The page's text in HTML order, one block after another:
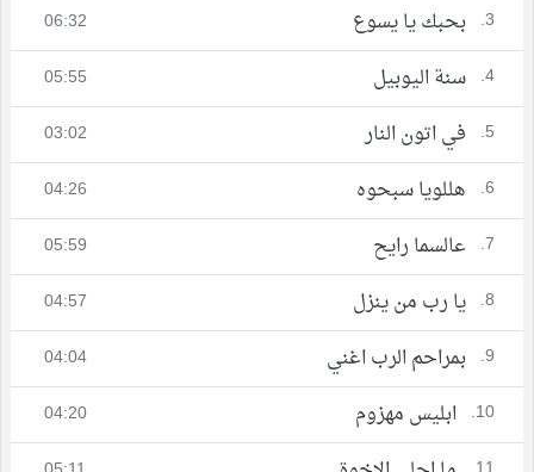
3. بحبك يا يسوع
06:32
4. سنة اليوبيل
05:55
5.
في اتون النار
03:02
6.
هللويا سبحوه
04:26
7.
عالسما رايح
05:59
8. يا رب من ينزل
04:57
9. بمراحم الرب اغني
04:04
10.
ابليس مهزوم
04:20